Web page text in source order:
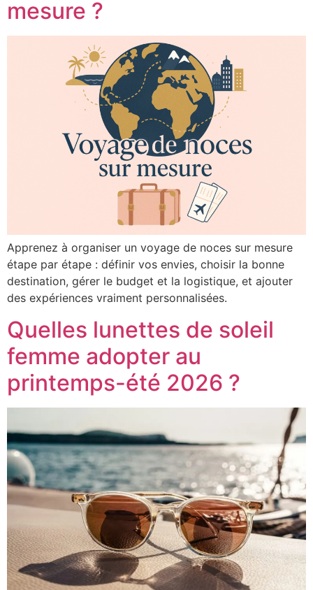
mesure ?
Apprenez à organiser un voyage de noces sur mesure
étape par étape : définir vos envies, choisir la bonne
destination, gérer le budget et la logistique, et ajouter
des expériences vraiment personnalisées.
Quelles lunettes de soleil
femme adopter au
printemps-été 2026 ?